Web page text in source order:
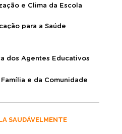
e Clima da Escola
para a Saúde
dos Agentes Educativos
e da Comunidade
SAUDÁVELMENTE